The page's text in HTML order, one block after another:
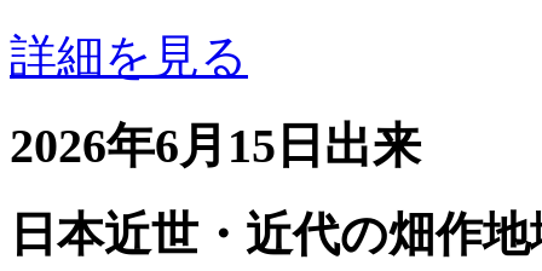
詳細を見る
2026年6月15日出来
日本近世・近代の畑作